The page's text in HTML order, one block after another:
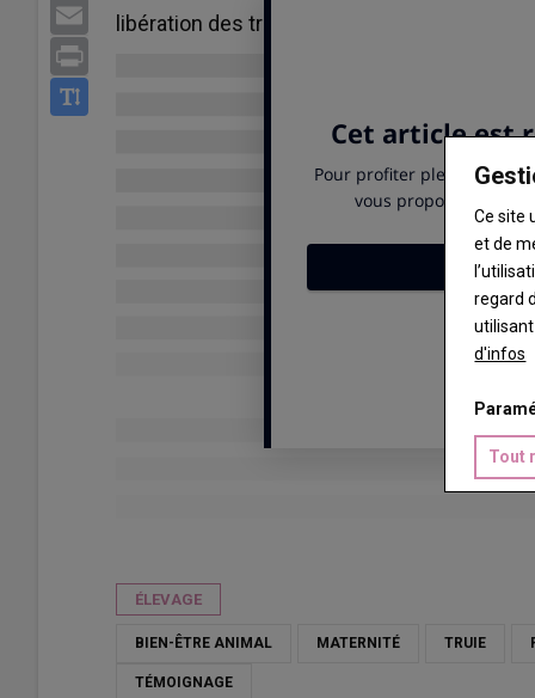
Emaillibération des truies et des porcelets dans
ÉLEVAGE
BIEN-ÊTRE ANIMAL MATERNITÉ TRUIE
TÉMOIGNAGE
Ce site
et de
regard
utilisant
d'infos
Tout